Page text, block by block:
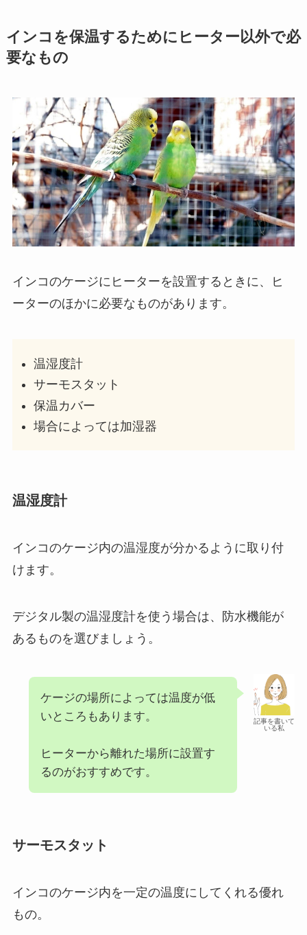
インコを保温するためにヒーター以外で必
要なもの
インコのケージにヒーターを設置するときに、ヒ
ーターのほかに必要なものがあります。
温湿度計
サーモスタット
保温カバー
場合によっては加湿器
温湿度計
インコのケージ内の温湿度が分かるように取り付
けます。
デジタル製の温湿度計を使う場合は、防水機能が
あるものを選びましょう。
記事を書いて
いる私
ケージの場所によっては温度が低
いところもあります。
ヒーターから離れた場所に設置す
るのがおすすめです。
サーモスタット
インコのケージ内を一定の温度にしてくれる優れ
もの。